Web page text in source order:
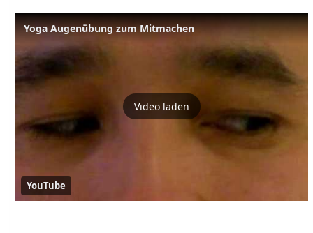
Yoga Augenübung zum Mitmachen
Video laden
YouTube